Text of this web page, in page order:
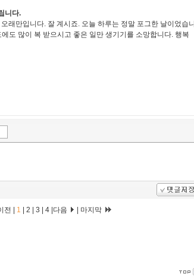
니다.
래만입니다. 잘 계시죠. 오늘 하루는 정말 포그한 날이었습니
도 많이 복 받으시고 좋은 일만 생기기를 소망합니다. 행복
전 | 1 2 3 4 다음 마지막